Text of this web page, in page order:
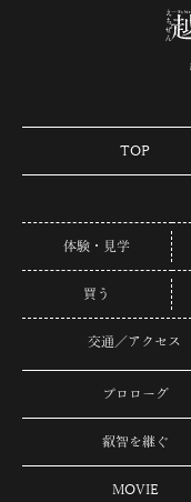
TOP
体験・見学
買う
交通／アクセス
プロローグ
叡智を継ぐ
MOVIE